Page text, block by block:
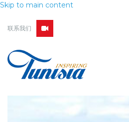
Skip to main content
联系我们